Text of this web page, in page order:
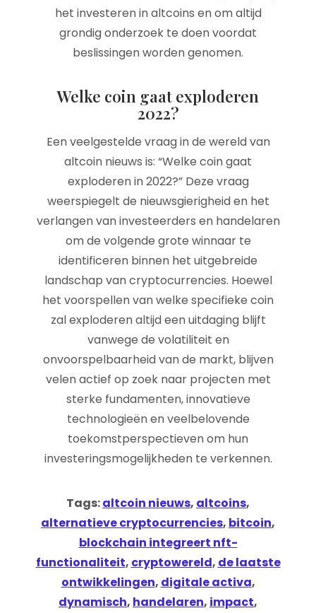
het investeren in altcoins en om altijd
grondig onderzoek te doen voordat
beslissingen worden genomen.
Welke coin gaat exploderen
2022?
Een veelgestelde vraag in de wereld van
altcoin nieuws is: “Welke coin gaat
exploderen in 2022?” Deze vraag
weerspiegelt de nieuwsgierigheid en het
verlangen van investeerders en handelaren
om de volgende grote winnaar te
identificeren binnen het uitgebreide
landschap van cryptocurrencies. Hoewel
het voorspellen van welke specifieke coin
zal exploderen altijd een uitdaging blijft
vanwege de volatiliteit en
onvoorspelbaarheid van de markt, blijven
velen actief op zoek naar projecten met
sterke fundamenten, innovatieve
technologieën en veelbelovende
toekomstperspectieven om hun
investeringsmogelijkheden te verkennen.
Tags:altcoin nieuws, altcoins,
alternatieve cryptocurrencies, bitcoin,
blockchain integreert nft-
functionaliteit, cryptowereld, de laatste
ontwikkelingen, digitale activa,
dynamisch, handelaren, impact,